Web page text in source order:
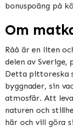
bonuspoäng på
Om
Råå är en liten
delen av Sverige,
Detta pittoreska
byggnader, sin
atmosfär. Att
naturen och
här och vill göra